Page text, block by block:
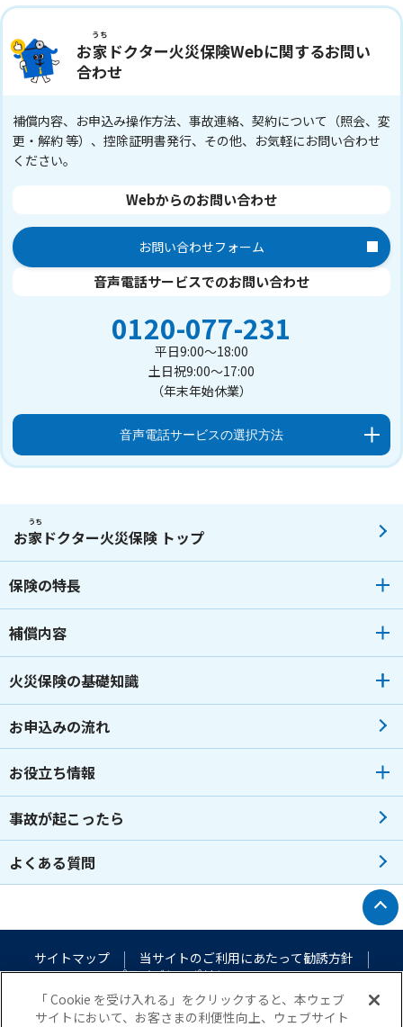
お家
うち
ドクター火災保険Webに関するお問い
合わせ
補償内容、お申込み操作方法、事故連絡、契約について（照会、変
更・解約 等）、控除証明書発行、その他、お気軽にお問い合わせ
ください。
Webからのお問い合わせ
お問い合わせフォーム
音声電話サービスでのお問い合わせ
0120-077-231
平日9:00～18:00
土日祝9:00～17:00
（年末年始休業）
音声電話サービスの選択方法
お家
うち
ドクター火災保険 トップ
保険の特長
補償内容
火災保険の基礎知識
お申込みの流れ
お役立ち情報
事故が起こったら
よくある質問
サイトマップ 当サイトのご利用にあたって勧誘方針
プライバシーポリシー
（個人情報のお取扱いについて）
「 Cookie を受け入れる」をクリックすると、本ウェブ
サイトにおいて、お客さまの利便性向上、ウェブサイト